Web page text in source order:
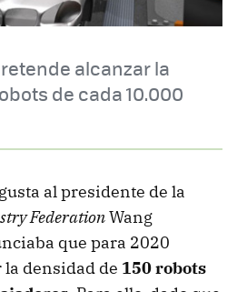
alcanzar la
de cada 10.000
al presidente de la
FederationWang
que para 2020
densidad de 150 robots